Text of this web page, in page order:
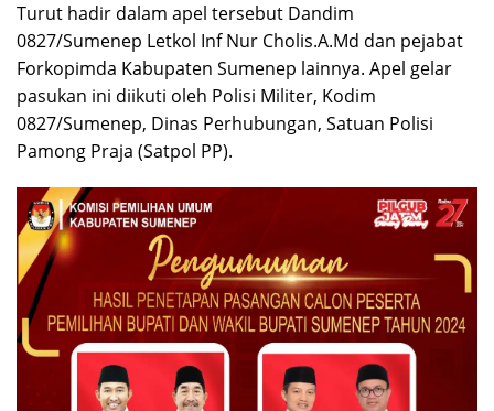
Turut hadir dalam apel tersebut Dandim
0827/Sumenep Letkol Inf Nur Cholis.A.Md dan pejabat
Forkopimda Kabupaten Sumenep lainnya. Apel gelar
pasukan ini diikuti oleh Polisi Militer, Kodim
0827/Sumenep, Dinas Perhubungan, Satuan Polisi
Pamong Praja (Satpol PP).